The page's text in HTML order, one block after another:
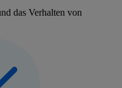
das Verhalten von